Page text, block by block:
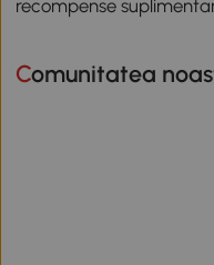
recompense
Comunitatea